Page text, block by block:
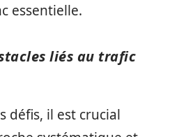
essentielle.
liés au trafic
défis, il est crucial